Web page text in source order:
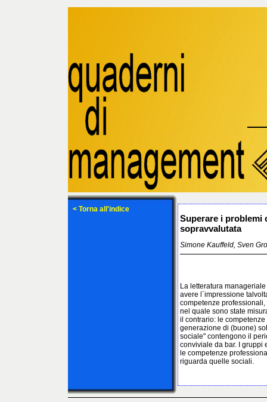
< Torna all'indice
Superare i problemi
sopravvalutata
Simone Kauffeld, Sven
La letteratura
avere l´impressione
competenze
nel quale sono state
il contrario: le
generazione di (buone)
sociale" contengono il
conviviale da bar. I gruppi
le competenze
riguarda quelle sociali.